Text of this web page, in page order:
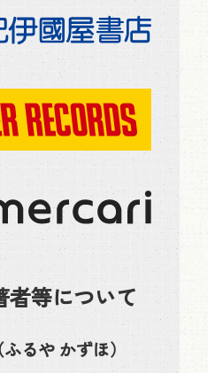
者等について
ふるや かずほ）